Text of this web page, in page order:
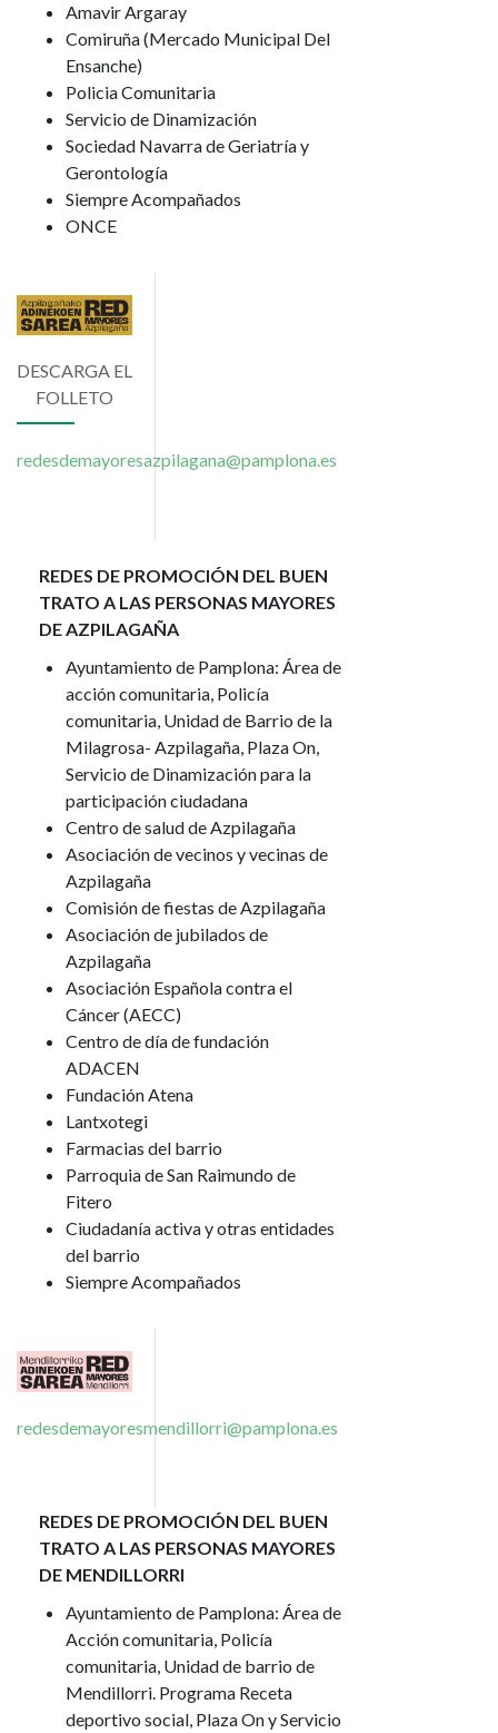
Amavir Argaray
Comiruña (Mercado Municipal Del
Ensanche)
Policia Comunitaria
Servicio de Dinamización
Sociedad Navarra de Geriatría y
Gerontología
Siempre Acompañados
ONCE
Imagen
DESCARGA EL
FOLLETO
redesdemayoresazpilagana@pamplona.es
REDES DE PROMOCIÓN DEL BUEN
TRATO A LAS PERSONAS MAYORES
DE AZPILAGAÑA
Ayuntamiento de Pamplona: Área de
acción comunitaria, Policía
comunitaria, Unidad de Barrio de la
Milagrosa- Azpilagaña, Plaza On,
Servicio de Dinamización para la
participación ciudadana
Centro de salud de Azpilagaña
Asociación de vecinos y vecinas de
Azpilagaña
Comisión de fiestas de Azpilagaña
Asociación de jubilados de
Azpilagaña
Asociación Española contra el
Cáncer (AECC)
Centro de día de fundación
ADACEN
Fundación Atena
Lantxotegi
Farmacias del barrio
Parroquia de San Raimundo de
Fitero
Ciudadanía activa y otras entidades
del barrio
Siempre Acompañados
Imagen
redesdemayoresmendillorri@pamplona.es
REDES DE PROMOCIÓN DEL BUEN
TRATO A LAS PERSONAS MAYORES
DE MENDILLORRI
Ayuntamiento de Pamplona: Área de
Acción comunitaria, Policía
comunitaria, Unidad de barrio de
Mendillorri. Programa Receta
deportivo social, Plaza On y Servicio